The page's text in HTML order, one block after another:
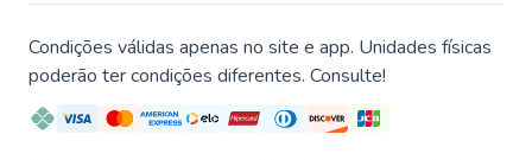
Condições válidas apenas no site e app. Unidades físicas
poderão ter condições diferentes. Consulte!